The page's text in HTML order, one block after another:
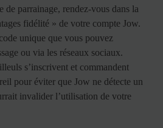
de parrainage, rendez-vous dans la
fidélité » de votre compte Jow.
unique que vous pouvez
ou via les réseaux sociaux.
s’inscrivent et commandent
pour éviter que Jow ne détecte un
invalider l’utilisation de votre